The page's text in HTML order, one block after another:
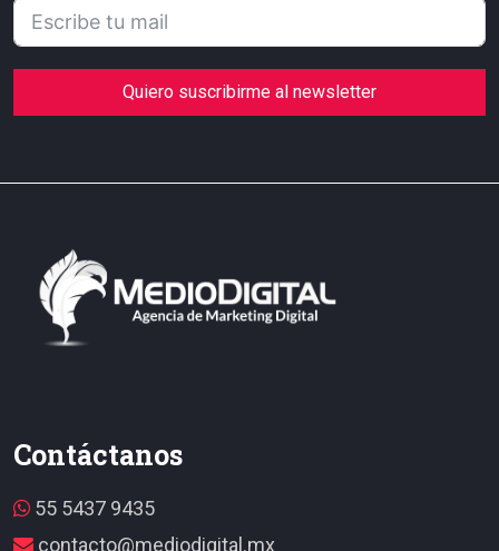
Quiero suscribirme al newsletter
Contáctanos
55 5437 9435
contacto@mediodigital.mx